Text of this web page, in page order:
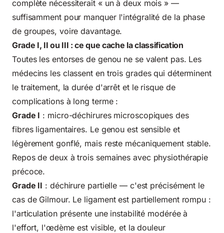
complète nécessiterait « un à deux mois » —
suffisamment pour manquer l'intégralité de la phase
de groupes, voire davantage.
Grade I, II ou III : ce que cache la classification
Toutes les entorses de genou ne se valent pas. Les
médecins les classent en trois grades qui déterminent
le traitement, la durée d'arrêt et le risque de
complications à long terme :
Grade I : micro-déchirures microscopiques des
fibres ligamentaires. Le genou est sensible et
légèrement gonflé, mais reste mécaniquement stable.
Repos de deux à trois semaines avec physiothérapie
précoce.
Grade II : déchirure partielle — c'est précisément le
cas de Gilmour. Le ligament est partiellement rompu :
l'articulation présente une instabilité modérée à
l'effort, l'œdème est visible, et la douleur